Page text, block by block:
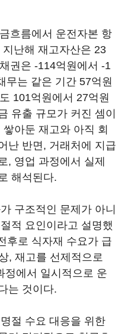
흐름에서 운전자본 항
난해 재고자산은 23
권은 -114억원에서 -1
무는 같은 기간 57억원
101억원에서 27억원
유출 규모가 커진 셈이
아둔 재고와 아직 회
난 반면, 거래처에 지급
, 영업 과정에서 실제
해석된다.
구조적인 문제가 아니
적 요인이라고 설명했
후로 식자재 수요가 급
, 재고를 선제적으로
정에서 일시적으로 운
는 것이다.
절 수요 대응을 위한